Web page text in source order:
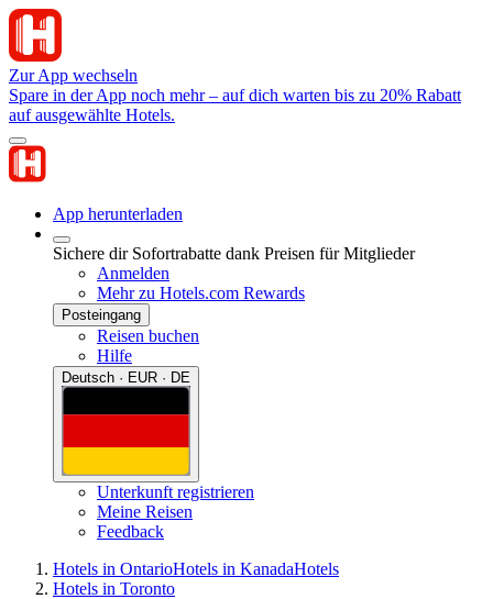
Zur App wechseln
Spare in der App noch mehr – auf dich warten bis zu 20% Rabatt
auf ausgewählte Hotels.
App herunterladen
Sichere dir Sofortrabatte dank Preisen für Mitglieder
Anmelden
Mehr zu Hotels.com Rewards
Posteingang
Reisen buchen
Hilfe
Deutsch · EUR · DE
Unterkunft registrieren
Meine Reisen
Feedback
Hotels in OntarioHotels in KanadaHotels
Hotels in Toronto